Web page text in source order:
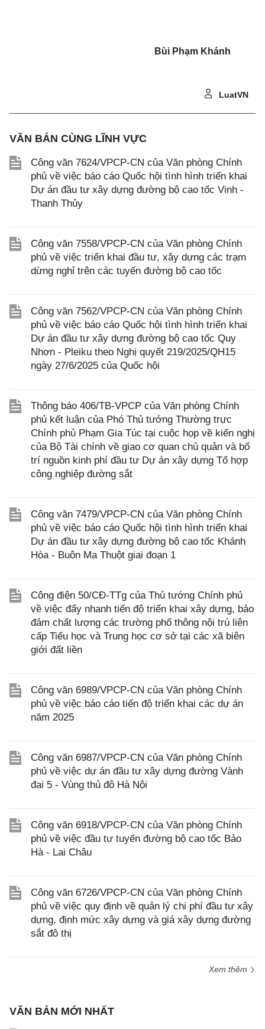
Bùi Phạm Khánh
LuatVN
VĂN BẢN CÙNG LĨNH VỰC
Công văn 7624/VPCP-CN của Văn phòng Chính
phủ về việc báo cáo Quốc hội tình hình triển khai
Dự án đầu tư xây dựng đường bộ cao tốc Vinh -
Thanh Thủy
Công văn 7558/VPCP-CN của Văn phòng Chính
phủ về việc triển khai đầu tư, xây dựng các trạm
dừng nghỉ trên các tuyến đường bộ cao tốc
Công văn 7562/VPCP-CN của Văn phòng Chính
phủ về việc báo cáo Quốc hội tình hình triển khai
Dự án đầu tư xây dựng đường bộ cao tốc Quy
Nhơn - Pleiku theo Nghị quyết 219/2025/QH15
ngày 27/6/2025 của Quốc hội
Thông báo 406/TB-VPCP của Văn phòng Chính
phủ kết luận của Phó Thủ tướng Thường trực
Chính phủ Phạm Gia Túc tại cuộc họp về kiến nghị
của Bộ Tài chính về giao cơ quan chủ quản và bố
trí nguồn kinh phí đầu tư Dự án xây dựng Tổ hợp
công nghiệp đường sắt
Công văn 7479/VPCP-CN của Văn phòng Chính
phủ về việc báo cáo Quốc hội tình hình triển khai
Dự án đầu tư xây dựng đường bộ cao tốc Khánh
Hòa - Buôn Ma Thuột giai đoạn 1
Công điện 50/CĐ-TTg của Thủ tướng Chính phủ
về việc đẩy nhanh tiến độ triển khai xây dựng, bảo
đảm chất lượng các trường phổ thông nội trú liên
cấp Tiểu học và Trung học cơ sở tại các xã biên
giới đất liền
Công văn 6989/VPCP-CN của Văn phòng Chính
phủ về việc báo cáo tiến độ triển khai các dự án
năm 2025
Công văn 6987/VPCP-CN của Văn phòng Chính
phủ về việc dự án đầu tư xây dựng đường Vành
đai 5 - Vùng thủ đô Hà Nội
Công văn 6918/VPCP-CN của Văn phòng Chính
phủ về việc đầu tư tuyến đường bộ cao tốc Bảo
Hà - Lai Châu
Công văn 6726/VPCP-CN của Văn phòng Chính
phủ về việc quy định về quản lý chi phí đầu tư xây
dựng, định mức xây dựng và giá xây dựng đường
sắt đô thị
Xem thêm
VĂN BẢN MỚI NHẤT